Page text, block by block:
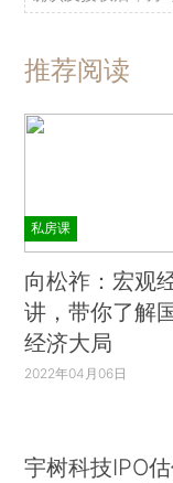
推荐阅读
私房课
向松祚：宏观
讲，带你了解
经济大局
2022年04月06日
宇树科技IPO